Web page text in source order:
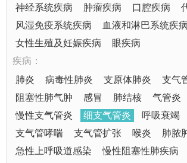
神经系统疾病
肿瘤疾病 口腔疾病
风湿免疫系统疾病
血液和淋巴系统疾病
女性生殖及妊娠疾病
眼疾病
疾病：
肺炎
病毒性肺炎 支原体肺炎
支气
阻塞性肺气肿
感冒 肺结核 气管炎
慢性支气管炎
细支气管炎 呼吸衰竭
支气管哮喘
支气管扩张 喉炎 肺脓
急性上呼吸道感染
慢性阻塞性肺疾病